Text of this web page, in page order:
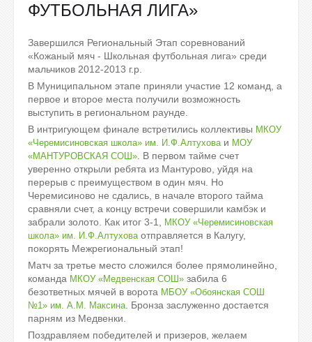
ФУТБОЛЬНАЯ ЛИГА»
Завершился Региональный Этап соревнований
«Кожаный мяч - Школьная футбольная лига» среди
мальчиков 2012-2013 г.р.
В Муниципальном этапе приняли участие 12 команд, а
первое и второе места получили возможность
выступить в региональном раунде.
В интригующем финале встретились коллективы МКОУ
«Черемисиновская школа» им. И.Ф.Алтухова и МОУ
«МАНТУРОВСКАЯ СОШ» . В первом тайме счет
уверенно открыли ребята из Мантурово, уйдя на
перерыв с преимуществом в один мяч. Но
Черемисиново не сдались, в начале второго тайма
сравняли счет, а концу встречи совершили камбэк и
забрали золото. Как итог 3-1,
МКОУ «Черемисиновская
школа» им. И.Ф.Алтухова отправляется в Калугу,
покорять Межрегиональный этап!
Матч за третье место сложился более прямолинейно,
команда МКОУ «Медвенская СОШ» забила 6
безответных мячей в ворота МБОУ «Обоянская СОШ
№1» им. А.М. Максина . Бронза заслуженно достается
парням из Медвенки.
Поздравляем победителей и призеров, желаем